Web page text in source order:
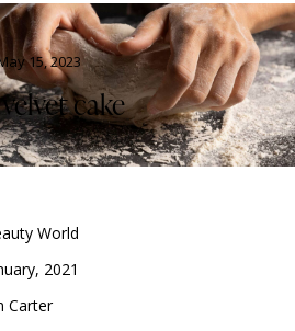
15, 2023
cake
World
2021
Carter